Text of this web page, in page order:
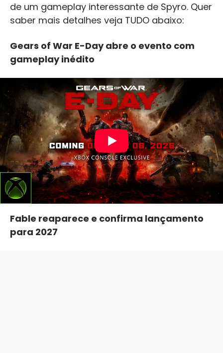
de um gameplay interessante de Spyro. Quer
saber mais detalhes veja TUDO abaixo:
Gears of War E-Day abre o evento com
gameplay inédito
Fable reaparece e confirma lançamento
para 2027